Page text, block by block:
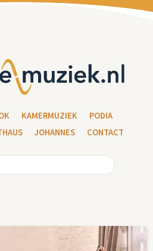
KAMERMUZIEK
PODIA
JOHANNES CONTACT